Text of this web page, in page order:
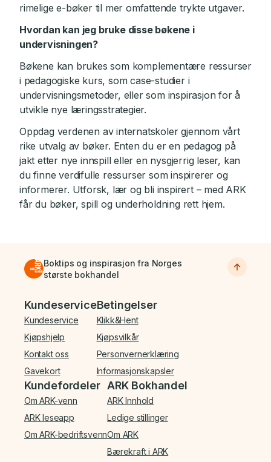
rimelige e-bøker til mer omfattende trykte utgaver.
Hvordan kan jeg bruke disse bøkene i
undervisningen?
Bøkene kan brukes som komplementære ressurser
i pedagogiske kurs, som case-studier i
undervisningsmetoder, eller som inspirasjon for å
utvikle nye læringsstrategier.
Oppdag verdenen av internatskoler gjennom vårt
rike utvalg av bøker. Enten du er en pedagog på
jakt etter nye innspill eller en nysgjerrig leser, kan
du finne verdifulle ressurser som inspirerer og
informerer. Utforsk, lær og bli inspirert – med ARK
får du bøker, spill og underholdning rett hjem.
Boktips og inspirasjon fra Norges
største bokhandel
Bunnmeny
Kundeservice
Kundeservice
Kjøpshjelp
Kontakt oss
Gavekort
Betingelser
Klikk&Hent
Kjøpsvilkår
Personvernerklæring
Informasjonskapsler
Kundefordeler
Om ARK-venn
ARK leseapp
Om ARK-bedriftsvenn
ARK Bokhandel
ARK Innhold
Ledige stillinger
Om ARK
Bærekraft i ARK